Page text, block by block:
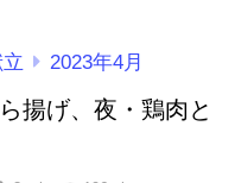
2023年4月
揚げ、夜・鶏肉と